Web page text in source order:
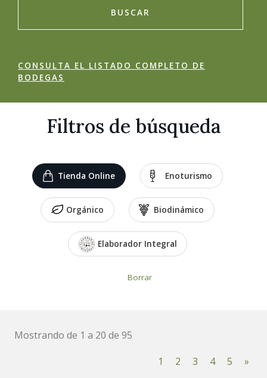
BUSCAR
CONSULTA EL LISTADO COMPLETO DE
BODEGAS
Filtros de búsqueda
Tienda Online Enoturismo
Orgánico Biodinámico
Elaborador Integral
Borrar
Mostrando de 1 a 20 de 95
1
2 3 4 5 »